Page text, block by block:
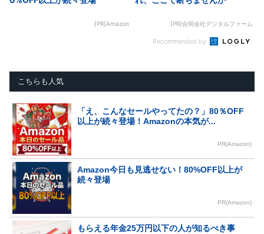
[PR]Amazon [PR]合同会社デジタルファーム
Recommended by
こちらも人気
「え、こんなセールやってたの？」80％OFF
以上が続々登場！Amazonの本気が...
PR(Amazon)
Amazon今日も見逃せない！80%OFF以上が
続々登場
PR(Amazon)
もらえる年金25万円以下の人が知るべき事